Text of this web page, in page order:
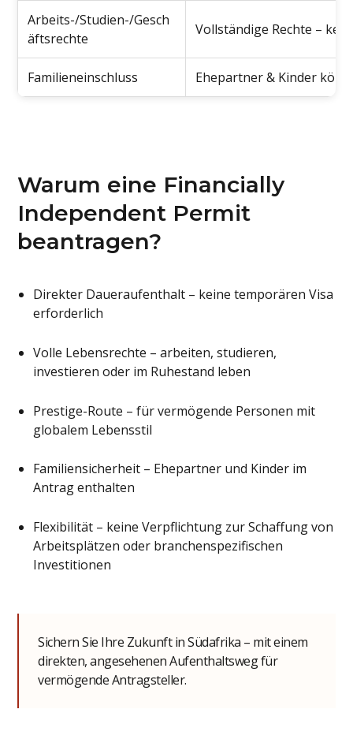
Arbeits-/Studien-/Gesch
äftsrechte
Vollständige Rechte –
Familieneinschluss Ehepartner & Kinder
Warum eine Financially
Independent Permit
beantragen?
Direkter Daueraufenthalt – keine temporären Visa
erforderlich
Volle Lebensrechte – arbeiten, studieren,
investieren oder im Ruhestand leben
Prestige-Route – für vermögende Personen mit
globalem Lebensstil
Familiensicherheit – Ehepartner und Kinder im
Antrag enthalten
Flexibilität – keine Verpflichtung zur Schaffung von
Arbeitsplätzen oder branchenspezifischen
Investitionen
Sichern Sie Ihre Zukunft in Südafrika – mit einem
direkten, angesehenen Aufenthaltsweg für
vermögende Antragsteller.